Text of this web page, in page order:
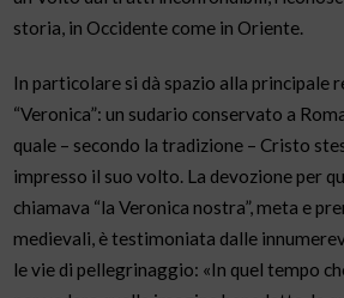
storia, in Occidente come in Oriente.
In particolare si dà spazio alla principale
“Veronica”: un sudario conservato a
quale – secondo la tradizione – Cristo
impresso il suo volto. La devozione per
chiamava “la Veronica nostra”, meta e
medievali, è testimoniata dalle
le vie di pellegrinaggio: «In quel tempo